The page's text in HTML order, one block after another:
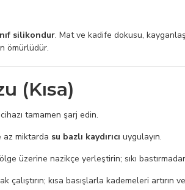
silikondur. Mat ve kadife dokusu,
ömürlüdür.
(Kısa)
tamamen şarj edin.
az miktarda su bazlı kaydırıcı uygulayın.
üzerine nazikçe yerleştirin; sıkı
çalıştırın; kısa basışlarla kademeleri artırın